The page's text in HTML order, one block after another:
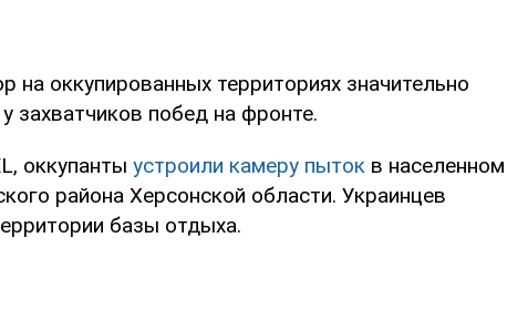
на оккупированных территориях значительно
захватчиков побед на фронте.
оккупанты устроили камеру пыток в населенном
района Херсонской области. Украинцев
базы отдыха.